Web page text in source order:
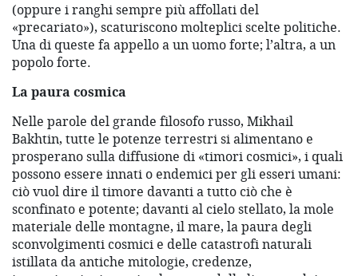
(oppure i ranghi sempre più affollati del
«precariato»), scaturiscono molteplici scelte politiche.
Una di queste fa appello a un uomo forte; l’altra, a un
popolo forte.
La paura cosmica
Nelle parole del grande filosofo russo, Mikhail
Bakhtin, tutte le potenze terrestri si alimentano e
prosperano sulla diffusione di «timori cosmici», i quali
possono essere innati o endemici per gli esseri umani:
ciò vuol dire il timore davanti a tutto ciò che è
sconfinato e potente; davanti al cielo stellato, la mole
materiale delle montagne, il mare, la paura degli
sconvolgimenti cosmici e delle catastrofi naturali
istillata da antiche mitologie, credenze,